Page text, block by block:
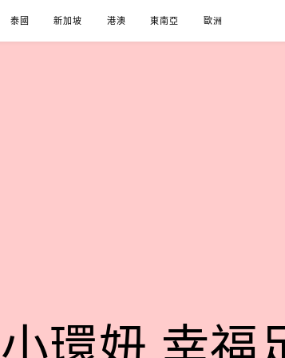
泰國 新加坡 港澳 東南亞 歐洲